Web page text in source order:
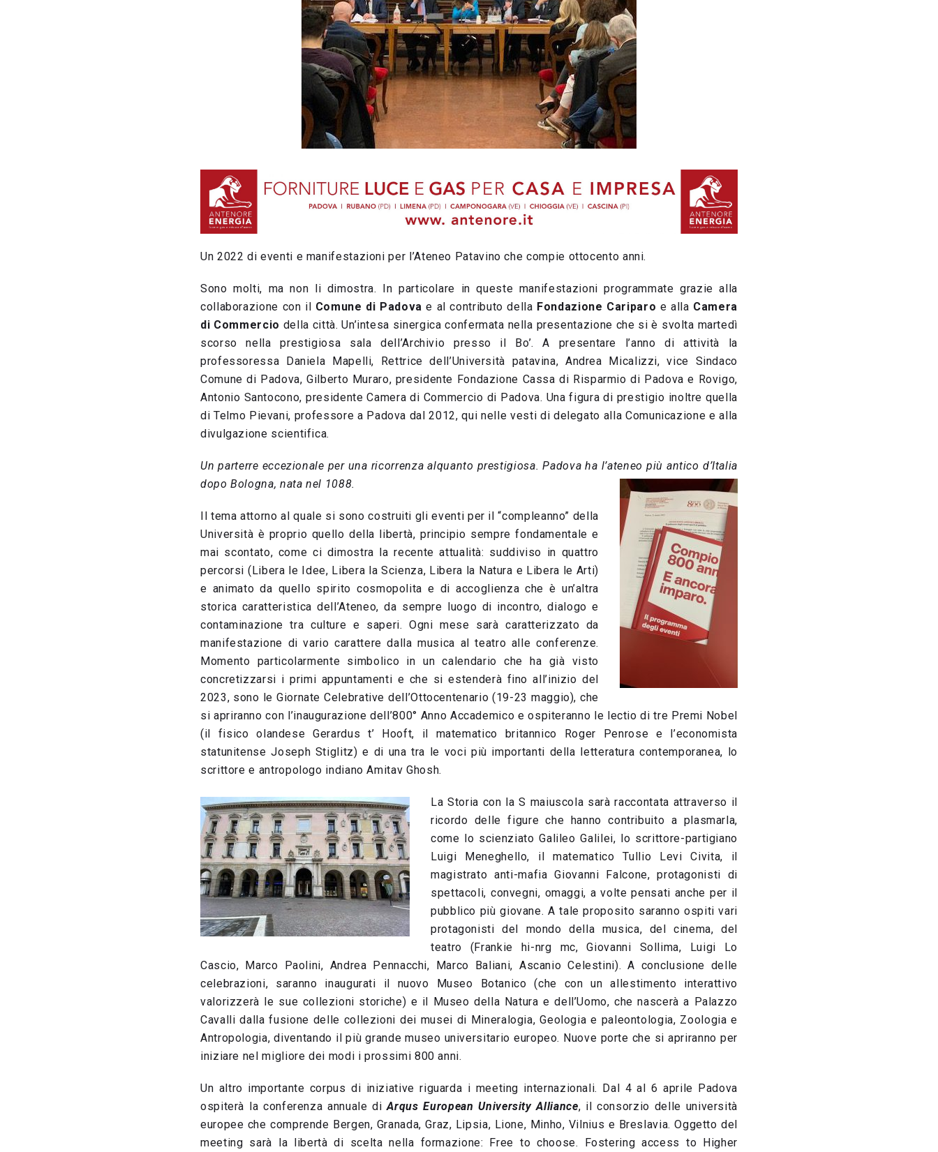
Un 2022 di eventi e manifestazioni per l’Ateneo Patavino che compie ottocento anni.
Sono molti, ma non li dimostra. In particolare in queste manifestazioni programmate grazie alla
collaborazione con il Comune di Padova e al contributo della Fondazione Cariparo e alla Camera
di Commercio della città. Un’intesa sinergica confermata nella presentazione che si è svolta martedì
scorso nella prestigiosa sala dell’Archivio presso il Bo’. A presentare l’anno di attività la
professoressa Daniela Mapelli, Rettrice dell’Università patavina, Andrea Micalizzi, vice Sindaco
Comune di Padova, Gilberto Muraro, presidente Fondazione Cassa di Risparmio di Padova e Rovigo,
Antonio Santocono, presidente Camera di Commercio di Padova. Una figura di prestigio inoltre quella
di Telmo Pievani, professore a Padova dal 2012, qui nelle vesti di delegato alla Comunicazione e alla
divulgazione scientifica.
Un parterre eccezionale per una ricorrenza alquanto prestigiosa. Padova ha l’ateneo più antico d’Italia
dopo Bologna, nata nel 1088.
Il tema attorno al quale si sono costruiti gli eventi per il “compleanno” della
Università è proprio quello della libertà, principio sempre fondamentale e
mai scontato, come ci dimostra la recente attualità: suddiviso in quattro
percorsi (Libera le Idee, Libera la Scienza, Libera la Natura e Libera le Arti)
e animato da quello spirito cosmopolita e di accoglienza che è un’altra
storica caratteristica dell’Ateneo, da sempre luogo di incontro, dialogo e
contaminazione tra culture e saperi. Ogni mese sarà caratterizzato da
manifestazione di vario carattere dalla musica al teatro alle conferenze.
Momento particolarmente simbolico in un calendario che ha già visto
concretizzarsi i primi appuntamenti e che si estenderà fino all’inizio del
2023, sono le Giornate Celebrative dell’Ottocentenario (19-23 maggio), che
si apriranno con l’inaugurazione dell’800° Anno Accademico e ospiteranno le lectio di tre Premi Nobel
(il fisico olandese Gerardus t’ Hooft, il matematico britannico Roger Penrose e l’economista
statunitense Joseph Stiglitz) e di una tra le voci più importanti della letteratura contemporanea, lo
scrittore e antropologo indiano Amitav Ghosh.
La Storia con la S maiuscola sarà raccontata attraverso il
ricordo delle figure che hanno contribuito a plasmarla,
come lo scienziato Galileo Galilei, lo scrittore-partigiano
Luigi Meneghello, il matematico Tullio Levi Civita, il
magistrato anti-mafia Giovanni Falcone, protagonisti di
spettacoli, convegni, omaggi, a volte pensati anche per il
pubblico più giovane. A tale proposito saranno ospiti vari
protagonisti del mondo della musica, del cinema, del
teatro (Frankie hi-nrg mc, Giovanni Sollima, Luigi Lo
Cascio, Marco Paolini, Andrea Pennacchi, Marco Baliani, Ascanio Celestini). A conclusione delle
celebrazioni, saranno inaugurati il nuovo Museo Botanico (che con un allestimento interattivo
valorizzerà le sue collezioni storiche) e il Museo della Natura e dell’Uomo, che nascerà a Palazzo
Cavalli dalla fusione delle collezioni dei musei di Mineralogia, Geologia e paleontologia, Zoologia e
Antropologia, diventando il più grande museo universitario europeo. Nuove porte che si apriranno per
iniziare nel migliore dei modi i prossimi 800 anni.
Un altro importante corpus di iniziative riguarda i meeting internazionali. Dal 4 al 6 aprile Padova
ospiterà la conferenza annuale diArqus European University Alliance, il consorzio delle università
europee che comprende Bergen, Granada, Graz, Lipsia, Lione, Minho, Vilnius e Breslavia. Oggetto del
meeting sarà la libertà di scelta nella formazione: Free to choose. Fostering access to Higher